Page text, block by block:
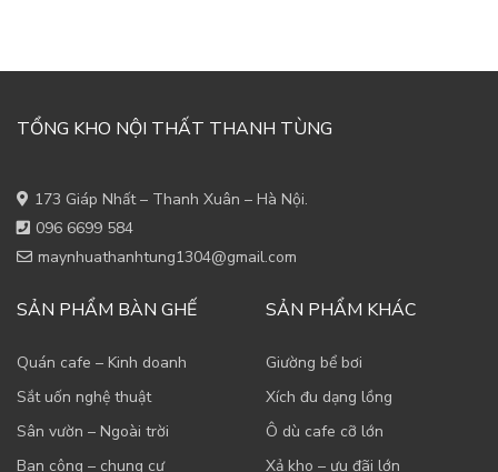
TỔNG KHO NỘI THẤT THANH TÙNG
173 Giáp Nhất – Thanh Xuân – Hà Nội.
096 6699 584
maynhuathanhtung1304@gmail.com
SẢN PHẨM BÀN GHẾ
Quán cafe – Kinh doanh
Sắt uốn nghệ thuật
Sân vườn – Ngoài trời
Ban công – chung cư
SẢN PHẨM KHÁC
Giường bể bơi
Xích đu dạng lồng
Ô dù cafe cỡ lớn
Xả kho – ưu đãi lớn